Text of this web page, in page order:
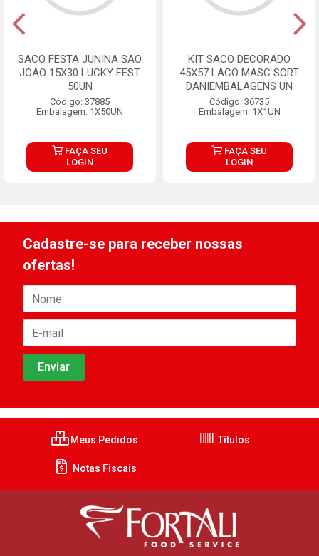
SACO FESTA JUNINA SAO
JOAO 15X30 LUCKY FEST
50UN
Código: 37885
Embalagem: 1X50UN
FAÇA SEU
LOGIN
KIT SACO DECORADO
45X57 LACO MASC SORT
DANIEMBALAGENS UN
Código: 36735
Embalagem: 1X1UN
FAÇA SEU
LOGIN
Cadastre-se para receber nossas
ofertas!
Meus Pedidos Títulos
Notas Fiscais